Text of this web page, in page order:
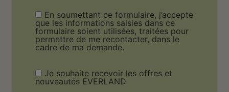
En soumettant ce formulaire, j’accepte
que les informations saisies dans ce
formulaire soient utilisées, traitées pour
permettre de me recontacter, dans le
cadre de ma demande.
Je souhaite recevoir les offres et
nouveautés EVERLAND